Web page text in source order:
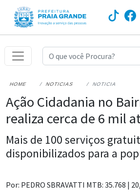
HOME NOTICIAS NOTICIA
Ação Cidadania no
realiza cerca de 6 mil
Mais de 100 serviços
disponibilizados para a
Por: PEDRO SBRAVATTI MTB: 35.768 |